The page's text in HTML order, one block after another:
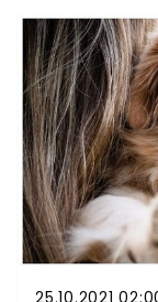
sąsiadów
prozwierzęcej
piesek był
szmaty. Za
Skandaliczna
25.10.2021